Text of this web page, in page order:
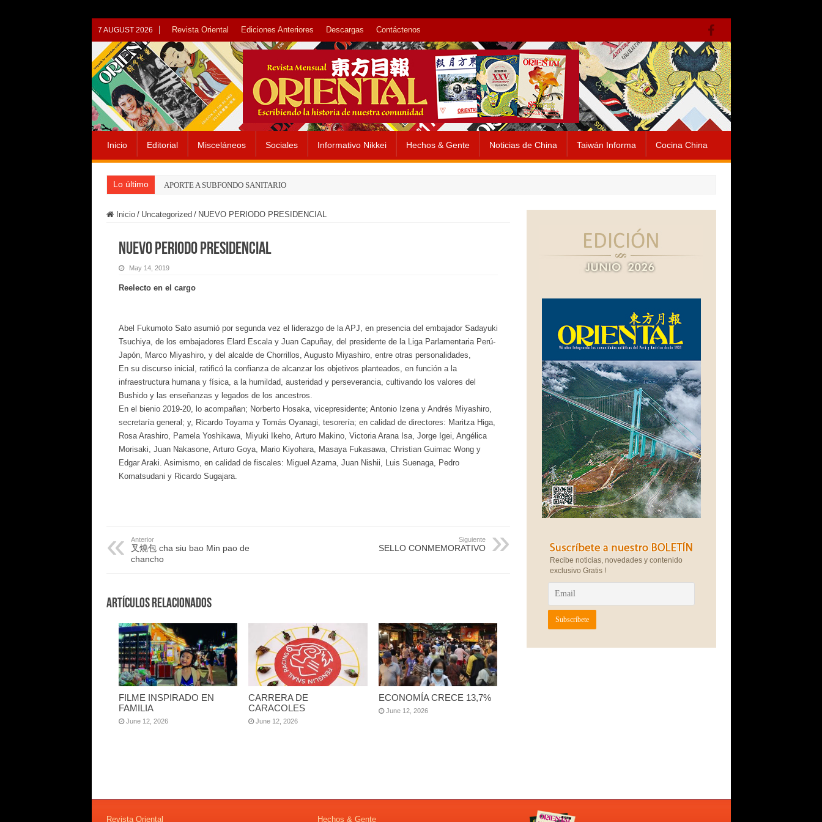
7 AUGUST 2026 Revista Oriental Ediciones Anteriores Descargas Contáctenos
Inicio Editorial Misceláneos Sociales Informativo Nikkei Hechos & Gente Noticias de China Taiwán Informa Cocina China
Lo último APORTE A SUBFONDO SANITARIO
Inicio / Uncategorized / NUEVO PERIODO PRESIDENCIAL
NUEVO PERIODO PRESIDENCIAL
May 14, 2019
Reelecto en el cargo
Abel Fukumoto Sato asumió por segunda vez el liderazgo de la APJ, en presencia del embajador Sadayuki
Tsuchiya, de los embajadores Elard Escala y Juan Capuñay, del presidente de la Liga Parlamentaria Perú-
Japón, Marco Miyashiro, y del alcalde de Chorrillos, Augusto Miyashiro, entre otras personalidades,
En su discurso inicial, ratificó la confianza de alcanzar los objetivos planteados, en función a la
infraestructura humana y física, a la humildad, austeridad y perseverancia, cultivando los valores del
Bushido y las enseñanzas y legados de los ancestros.
En el bienio 2019-20, lo acompañan; Norberto Hosaka, vicepresidente; Antonio Izena y Andrés Miyashiro,
secretaría general; y, Ricardo Toyama y Tomás Oyanagi, tesorería; en calidad de directores: Maritza Higa,
Rosa Arashiro, Pamela Yoshikawa, Miyuki Ikeho, Arturo Makino, Victoria Arana Isa, Jorge Igei, Angélica
Morisaki, Juan Nakasone, Arturo Goya, Mario Kiyohara, Masaya Fukasawa, Christian Guimac Wong y
Edgar Araki. Asimismo, en calidad de fiscales: Miguel Azama, Juan Nishii, Luis Suenaga, Pedro
Komatsudani y Ricardo Sugajara.
Anterior
叉燒包 cha siu bao Min pao de
chancho
Siguiente
SELLO CONMEMORATIVO
Artículos Relacionados
FILME INSPIRADO EN
FAMILIA
June 12, 2026
CARRERA DE
CARACOLES
June 12, 2026
ECONOMÍA CRECE 13,7%
June 12, 2026
Recibe noticias, novedades y contenido
exclusivo Gratis !
Revista Oriental Hechos & Gente